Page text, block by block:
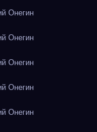
Онегин
Онегин
Онегин
Онегин
Онегин